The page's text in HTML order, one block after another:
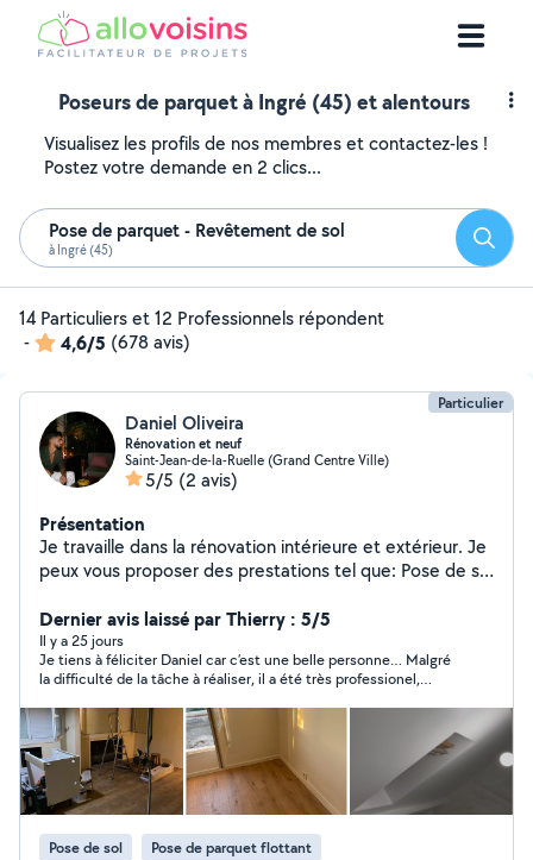
Poseurs de parquet à Ingré (45) et alentours
Visualisez les profils de nos membres et contactez-les !
Postez votre demande en 2 clics...
Pose de parquet - Revêtement de sol
à Ingré (45)
14 Particuliers et 12 Professionnels répondent
-
4,6/5 (678 avis)
Particulier
Daniel Oliveira
Rénovation et neuf
Saint-Jean-de-la-Ruelle (Grand Centre Ville)
5/5 (2 avis)
Présentation
Je travaille dans la rénovation intérieure et extérieur. Je
peux vous proposer des prestations tel que: Pose de sol
salle de bain, chambre, etc). Placo ( création de pièces,
cloison et plafond). Création de Terrasse (fondation,
dallage) Travaux de maçonnerie (agrandissement,
clôture parpaing ou rigide, enduit gratter, enduit effet
pierre). Peinture (intérieur et extérieur) Pose élément
déco (verrière, porte coulissante). Pose de menuiserie
(porte intérieur, extérieur et fenêtre).
Dernier avis laissé par Thierry : 5/5
Il y a 25 jours
Je tiens à féliciter Daniel car c’est une belle personne… Malgré
la difficulté de la tâche à réaliser, il a été très professionel,
l’environnement dans lequel il a évolué. Cela devient tellement
rare de trouver des jeunes motivés et travailleurs. Je
recommande à 100%. Un très grand merci à lui car j’en suis très
satisfait.
Pose de sol Pose de parquet flottant